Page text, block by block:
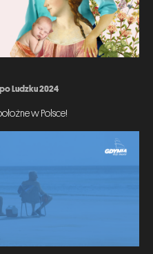
Ludzku 2024
w Polsce!